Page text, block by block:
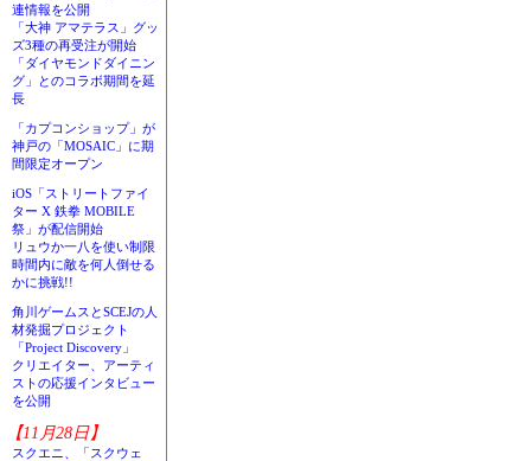
連情報を公開
「大神 アマテラス」グッ
ズ3種の再受注が開始
「ダイヤモンドダイニン
グ」とのコラボ期間を延
長
「カプコンショップ」が
神戸の「MOSAIC」に期
間限定オープン
iOS「ストリートファイ
ター X 鉄拳 MOBILE
祭」が配信開始
リュウか一八を使い制限
時間内に敵を何人倒せる
かに挑戦!!
角川ゲームスとSCEJの人
材発掘プロジェクト
「Project Discovery」
クリエイター、アーティ
ストの応援インタビュー
を公開
【11月28日】
スクエニ、「スクウェ